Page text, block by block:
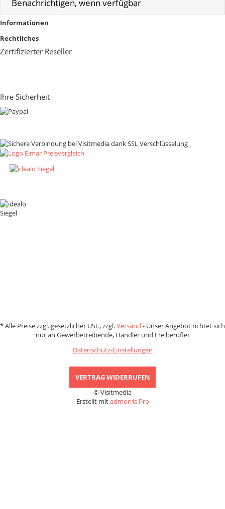
Benachrichtigen, wenn verfügbar
Informationen
Rechtliches
Zertifizierter Reseller
Ihre Sicherheit
*Alle Preise zzgl. gesetzlicher USt., zzgl.Versand - Unser Angebot richtet sich
nur an Gewerbetreibende, Händler und Freiberufler
Datenschutz-Einstellungen
VERTRAG WIDERRUFEN
© Visitmedia
Erstellt mitadmorris Pro